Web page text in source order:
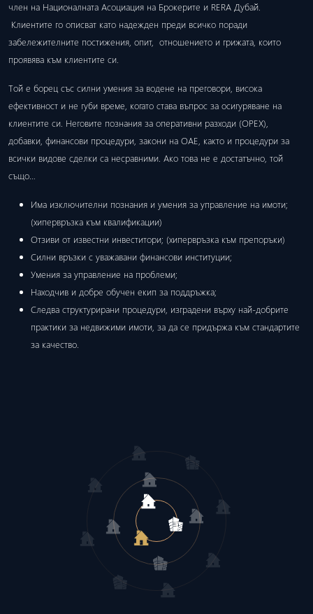
член на Националната Асоциация на Брокерите и RERA Дубай.
Клиентите го описват като надежден преди всичко поради
забележителните постижения, опит, отношението и грижата, които
проявява към клиентите си.
Той е борец със силни умения за водене на преговори, висока
ефективност и не губи време, когато става въпрос за осигуряване на
клиентите си. Неговите познания за оперативни разходи (ОРЕХ),
добавки, финансови процедури, закони на ОАЕ, както и процедури за
всички видове сделки са несравними. Ако това не е достатъчно, той
също…
Има изключителни познания и умения за управление на имоти;
(хипервръзка към квалификации)
Отзиви от известни инвеститори; (хипервръзка към препоръки)
Силни връзки с уважавани финансови институции;
Умения за управление на проблеми;
Находчив и добре обучен екип за поддръжка;
Следва структурирани процедури, изградени върху най-добрите
практики за недвижими имоти, за да се придържа към стандартите
за качество.